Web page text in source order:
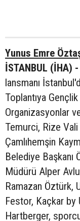
Yunus Emre
İSTANBUL (İHA) -
lansmanı
Toplantıya
Organizasyonlar
Temurci, Rize Vali
Çamlıhemşin
Belediye
Müdürü Alper
Ramazan Öztürk,
Festor, Kaçkar
Hartberger,